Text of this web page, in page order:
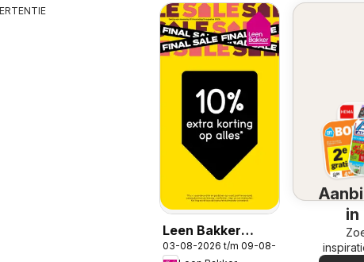
Leen Bakker
folder
03-08-2026 t/m 09-08-2026
in